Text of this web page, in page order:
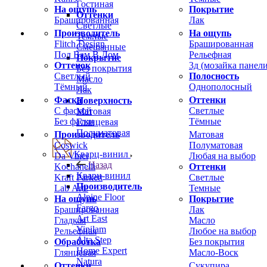
На ощупь
Брашированная
Покрытие
Лак
Производитель
Flitch Design
Пол Вам В Дом
Оттенок
Светлый
Тёмный
На ощупь
Брашированная
Рельефная
3д (мозайка
Полосность
Однополосный
Фаска
С фаской
Без фаски
Оттенки
Светлые
Тёмные
Производитель
Coswick
Da Vinci
Kochanelli
Kraft Parkett
Lab Arte
На ощупь
Брашированная
Гладкая
Рельефная
Обработка
Глянцевая
Матовая
Полуматовая
Любая на выбор
Оттенки
Светлые
Темные
Покрытие
Лак
Масло
Любое на выбор
Без покрытия
Масло-Воск
Гостиная
Оттенки
Светлые
Темные
Смешанные
Покрытие
Без покрытия
Масло
Лак
Поверхность
Матовая
Глянцевая
Полуматовая
Кварц-винил
Назад
Кварц-винил
Производитель
Alpine Floor
Fargo
Art East
Vinilam
Alta Step
Home Expert
Natura